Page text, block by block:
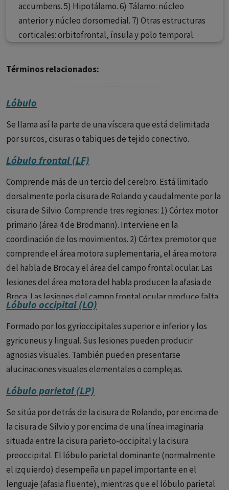
accumbens. 5) Hipotálamo. 6) Tálamo: núcleo
anterior y núcleo dorsomedial. 7) Otras estructuras
corticales: orbitofrontal, ínsula y polo temporal.
Términos relacionados:
Lóbulo
Se llama así la parte de una víscera que está delimitada
por surcos, cisuras o tabiques de tejido conectivo.
Lóbulo frontal (LF)
Comprende más de un tercio del cerebro. Está limitado
dorsalmente porla cisura de Rolando y caudalmente por la
cisura de Silvio. Comprende tres regiones: 1) Córtex motor
primario (área 4 de Brodmann). Interviene en la
coordinación de los movimientos. 2) Córtex premotor que
comprende el área motora suplementaria, el área motora
del habla de Broca y el área del campo frontal ocular. Las
lesiones del área motora del habla producen la afasia de
Broca. Las lesiones del campo frontal ocular produce falta
de coordinación oculomanual. 3) Cortex prefrontal. Es la
zona más anterior y la que más nos interesa. Comprende a
su vez otras tres regiones: a) sistema prefrontal
dorsolateral, implicado en la función ejecutiva y en la
memoria del trabajo; b) sistema orbitofrontal, implicado
sexualidad), en el control de afectos y en la atención; y c)
El sistema medial-frontal, cuya lesión causa acinesia y
mutismo.
Lóbulo occipital (LO)
Formado por los gyrioccipitales superior e inferior y los
gyricuneus y lingual. Sus lesiones pueden producir
agnosias visuales. También pueden presentarse
alucinaciones visuales elementales o complejas.
Lóbulo parietal (LP)
Se sitúa por detrás de la cisura de Rolando, por encima de
la cisura de Silvio y por encima de una línea imaginaria
situada entre la cisura parieto-occipital y la cisura
preoccipital. El lóbulo parietal dominante (normalmente
el izquierdo) desempeña un papel importante en el
lenguaje (afasia fluente), mientras que el lóbulo parietal